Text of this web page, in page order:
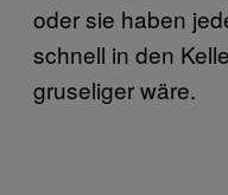
oder sie haben
schnell in den
gruseliger wäre.